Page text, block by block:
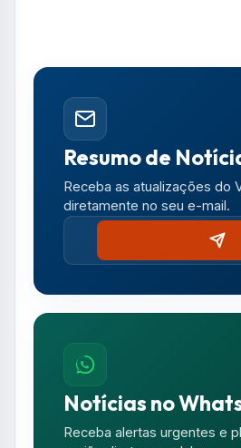
Resumo de
Receba as atualizações do
diretamente no seu e-mail.
Notícias no
Receba alertas urgentes e